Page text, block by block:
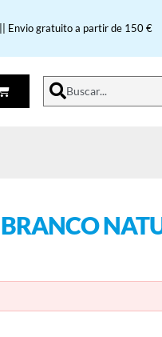
Envio gratuito a partir de 150 €
Buscar...